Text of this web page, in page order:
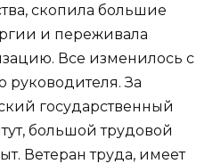
скопила большие
и переживала
Все изменилось с
руководителя. За
государственный
большой трудовой
Ветеран труда, имеет